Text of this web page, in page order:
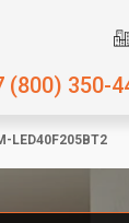
(800) 350-
LED40F205BT2